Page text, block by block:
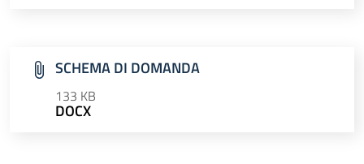
SCHEMA DI DOMANDA
133 KB
DOCX